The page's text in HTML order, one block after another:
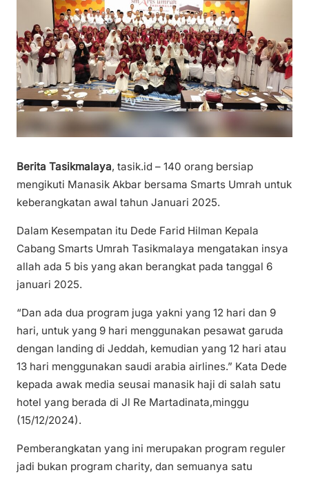
Berita Tasikmalaya, tasik.id – 140 orang bersiap
mengikuti Manasik Akbar bersama Smarts Umrah untuk
keberangkatan awal tahun Januari 2025.
Dalam Kesempatan itu Dede Farid Hilman Kepala
Cabang Smarts Umrah Tasikmalaya mengatakan insya
allah ada 5 bis yang akan berangkat pada tanggal 6
januari 2025.
“Dan ada dua program juga yakni yang 12 hari dan 9
hari, untuk yang 9 hari menggunakan pesawat garuda
dengan landing di Jeddah, kemudian yang 12 hari atau
13 hari menggunakan saudi arabia airlines.” Kata Dede
kepada awak media seusai manasik haji di salah satu
hotel yang berada di Jl Re Martadinata,minggu
(15/12/2024).
Pemberangkatan yang ini merupakan program reguler
jadi bukan program charity, dan semuanya satu